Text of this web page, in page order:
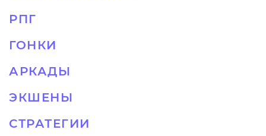
РПГ
ГОНКИ
АРКАДЫ
ЭКШЕНЫ
СТРАТЕГИИ